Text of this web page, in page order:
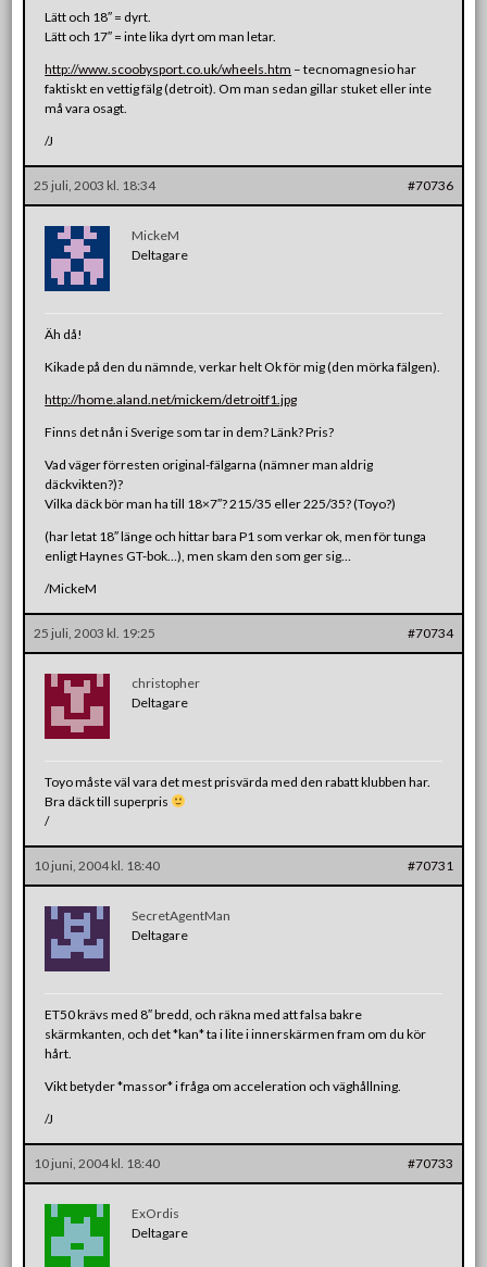
Lätt och 18″ = dyrt.
Lätt och 17″ = inte lika dyrt om man letar.
http://www.scoobysport.co.uk/wheels.htm – tecnomagnesio har
faktiskt en vettig fälg (detroit). Om man sedan gillar stuket eller inte
må vara osagt.
/J
25 juli, 2003 kl. 18:34 #70736
MickeM
Deltagare
Äh då!
Kikade på den du nämnde, verkar helt Ok för mig (den mörka fälgen).
http://home.aland.net/mickem/detroitf1.jpg
Finns det nån i Sverige som tar in dem? Länk? Pris?
Vad väger förresten original-fälgarna (nämner man aldrig
däckvikten?)?
Vilka däck bör man ha till 18×7″? 215/35 eller 225/35? (Toyo?)
(har letat 18″ länge och hittar bara P1 som verkar ok, men för tunga
enligt Haynes GT-bok…), men skam den som ger sig…
/MickeM
25 juli, 2003 kl. 19:25 #70734
christopher
Deltagare
Toyo måste väl vara det mest prisvärda med den rabatt klubben har.
Bra däck till superpris
/
10 juni, 2004 kl. 18:40 #70731
SecretAgentMan
Deltagare
ET50 krävs med 8″ bredd, och räkna med att falsa bakre
skärmkanten, och det *kan* ta i lite i innerskärmen fram om du kör
hårt.
Vikt betyder *massor* i fråga om acceleration och väghållning.
/J
10 juni, 2004 kl. 18:40 #70733
ExOrdis
Deltagare